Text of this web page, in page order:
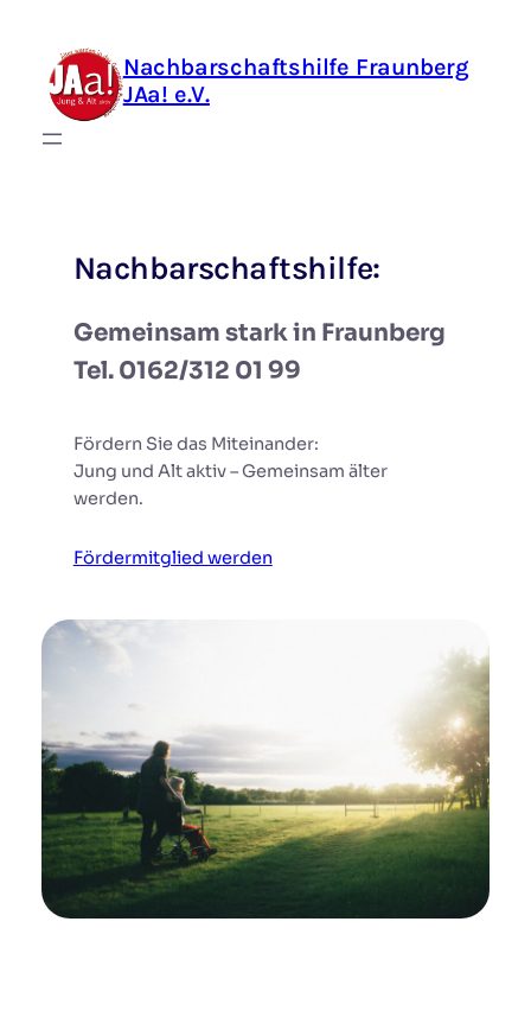
springen
Nachbarschaftshilfe Fraunberg
JAa! e.V.
Nachbarschaftshilfe:
Gemeinsam stark in Fraunberg
Tel. 0162/312 01 99
Fördern Sie das Miteinander:
Jung und Alt aktiv – Gemeinsam älter
werden.
Fördermitglied werden